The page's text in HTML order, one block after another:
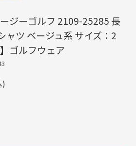
ジーゴルフ 2109-25285 長
ャツ ベージュ系 サイズ：2
ゴルフウェア
)